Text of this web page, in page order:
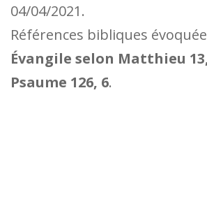
04/04/2021.
Références bibliques
Évangile selon Matthieu
Psaume 126, 6.